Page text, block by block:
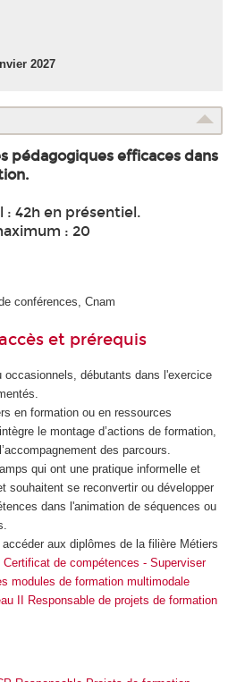
2027
pédagogiques efficaces dans
42h en présentiel.
: 20
conférences, Cnam
et prérequis
occasionnels, débutants dans l'exercice
en formation ou en ressources
le montage d’actions de formation,
des parcours.
qui ont une pratique informelle et
souhaitent se reconvertir ou développer
dans l'animation de séquences ou
aux diplômes de la filière Métiers
Certificat de compétences - Superviser
modules de formation multimodale
II Responsable de projets de formation